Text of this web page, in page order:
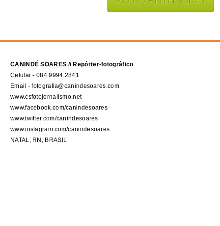
CANINDÉ SOARES // Repórter-fotográfico
Celular - 084 9994.2841
Email - fotografia@canindesoares.com
www.csfotojornalismo.net
www.facebook.com/canindesoares
www.twitter.com/canindesoares
www.instagram.com/canindesoares
NATAL, RN, BRASIL